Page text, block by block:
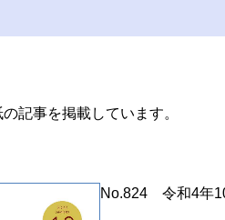
記事を掲載しています。
No.824 令和4年